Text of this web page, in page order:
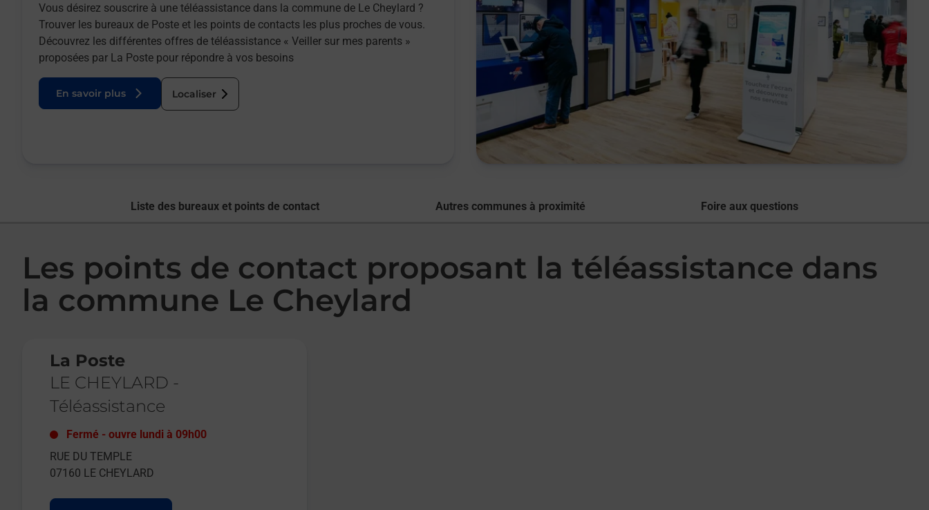
Vous désirez souscrire à une téléassistance dans la commune de Le Cheylard ?
Trouver les bureaux de Poste et les points de contacts les plus proches de vous.
Découvrez les différentes offres de téléassistance « Veiller sur mes parents »
proposées par La Poste pour répondre à vos besoins
En savoir plus Localiser
Liste des bureaux et points de contact Autres communes à proximité Foire aux questions
Les points de contact proposant la téléassistance dans
la commune Le Cheylard
La Poste
LE CHEYLARD -
Téléassistance
Fermé - ouvre lundi à 09h00
RUE DU TEMPLE
07160 LE CHEYLARD